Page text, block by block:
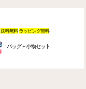
送料無料 ラッピング無料
バッグ＋小物セット